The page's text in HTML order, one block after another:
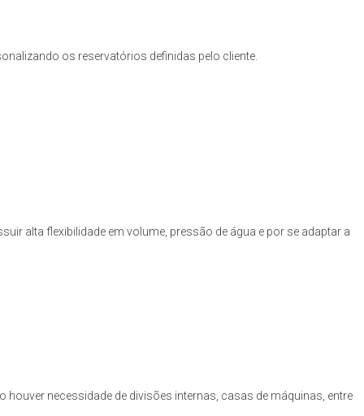
os reservatórios definidas pelo cliente.
alta flexibilidade em volume, pressão de água e por se adaptar a
necessidade de divisões internas, casas de máquinas, entre